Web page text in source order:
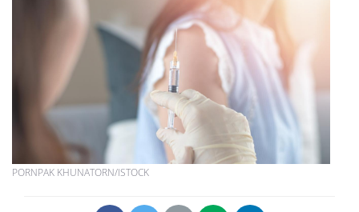
PORNPAK KHUNATORN/ISTOCK